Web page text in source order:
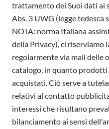
trattamento dei Suoi dati ai
Abs. 3 UWG (legge tedesca
NOTA: norma Italiana
della Privacy), ci riserviamo
regolarmente via mail
catalogo, in quanto prodotti
acquistati. Ciò serve a
relativi al contatto
interessi che risultano
bilanciamento ai sensi